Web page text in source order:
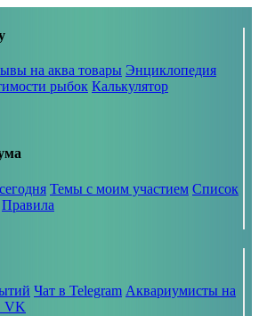
на аква товары Энциклопедия
рыбок Калькулятор
Темы с моим участием Список
Правила
Чат в Telegram Аквариумисты на
VK